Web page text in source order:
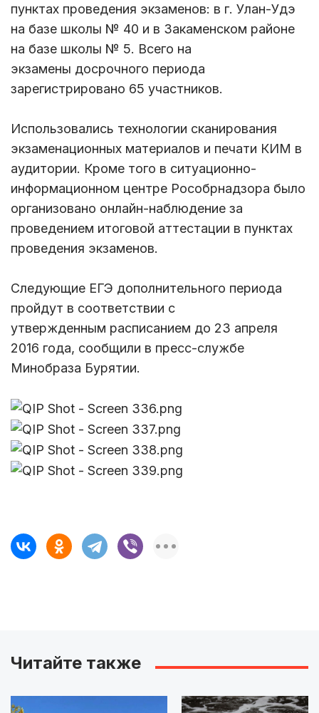
пунктах проведения экзаменов: в г. Улан-Удэ
на базе школы № 40 и в Закаменском районе
на базе школы № 5. Всего на
экзамены досрочного периода
зарегистрировано 65 участников.
Использовались технологии сканирования
экзаменационных материалов и печати КИМ в
аудитории. Кроме того в ситуационно-
информационном центре Рособрнадзора было
организовано онлайн-наблюдение за
проведением итоговой аттестации в пунктах
проведения экзаменов.
Следующие ЕГЭ дополнительного периода
пройдут в соответствии с
утвержденным расписанием до 23 апреля
2016 года, сообщили в пресс-службе
Минобраза Бурятии.
Читайте также